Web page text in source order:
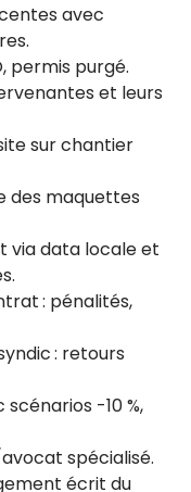
avec
permis purgé.
et leurs
sur chantier
des maquettes
via data locale et
: pénalités,
: retours
-10 %,
spécialisé.
écrit du